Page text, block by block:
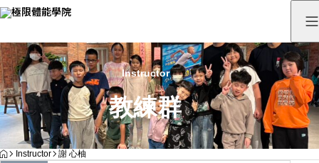
Instructor
教練群
HOME
Instructor 謝 心柚